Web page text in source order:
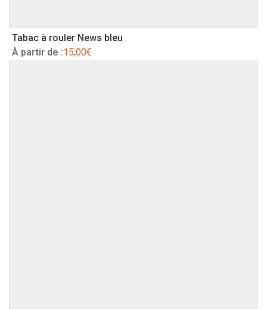
Tabac à rouler News bleu
À partir de :15,00€